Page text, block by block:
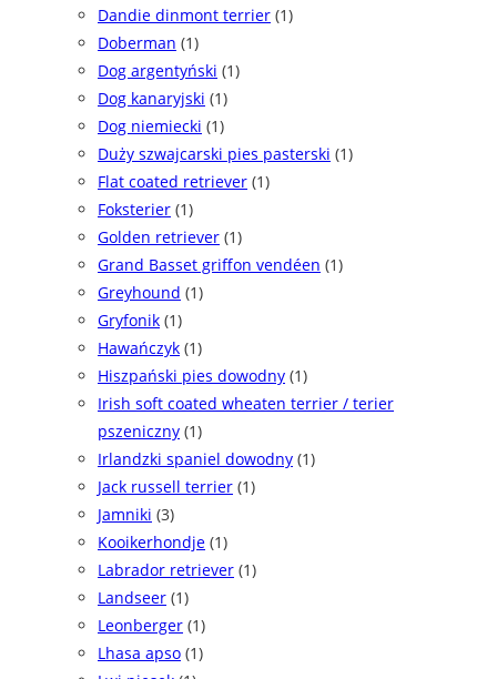
Dandie dinmont terrier (1)
Doberman (1)
Dog argentyński (1)
Dog kanaryjski (1)
Dog niemiecki (1)
Duży szwajcarski pies pasterski (1)
Flat coated retriever (1)
Foksterier (1)
Golden retriever (1)
Grand Basset griffon vendéen (1)
Greyhound (1)
Gryfonik (1)
Hawańczyk (1)
Hiszpański pies dowodny (1)
Irish soft coated wheaten terrier / terier
pszeniczny (1)
Irlandzki spaniel dowodny (1)
Jack russell terrier (1)
Jamniki (3)
Kooikerhondje (1)
Labrador retriever (1)
Landseer (1)
Leonberger (1)
Lhasa apso (1)